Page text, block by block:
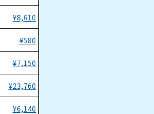
¥8,610
¥580
¥7,150
¥23,760
¥6,140